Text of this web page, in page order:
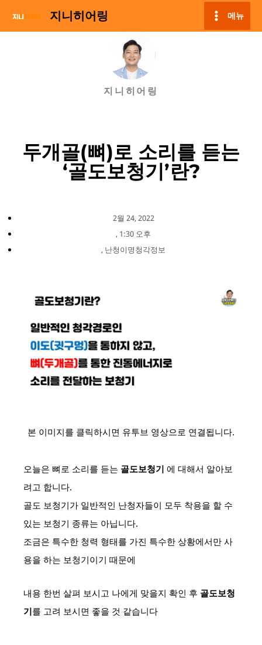
지니히어링 메뉴
지니히어링
두개골(뼈)로 소리를 듣는
‘골도보청기’란?
2월 24, 2022
, 1:30 오후
, 난청이명청각정보
본 이미지를 클릭하시면 유투브 영상으로 연결됩니다.
오늘은 뼈로 소리를 듣는 골도보청기 에 대해서 알아보
려고 합니다.
골도 보청기가 일반적인 난청자들이 모두 착용을 할 수
있는 보청기 종류는 아닙니다.
조금은 특수한 청력 형태를 가진 특수한 상황에서만 사
용을 하는 보청기이기 때문에
내용 한번 살펴 보시고 나에게 맞을지 확인 후 골도보청
기를 고려 보시면 좋을 것 같습니다